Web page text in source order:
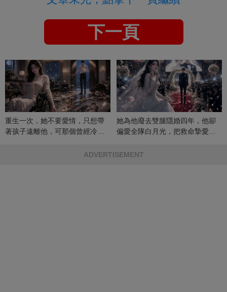
下一頁
重生一次，她不要愛情，只想帶
著孩子遠離他，可那個曾經冷漠
她為他廢去雙腿隱婚四年，他卻
偏愛全隊白月光，把救命摯愛當
ADVERTISEMENT